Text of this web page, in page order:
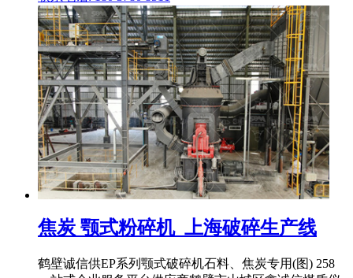
焦炭 颚式粉碎机_上海破碎生产线
鹤壁诚信供EP系列颚式破碎机石料、焦炭专用(图) 258